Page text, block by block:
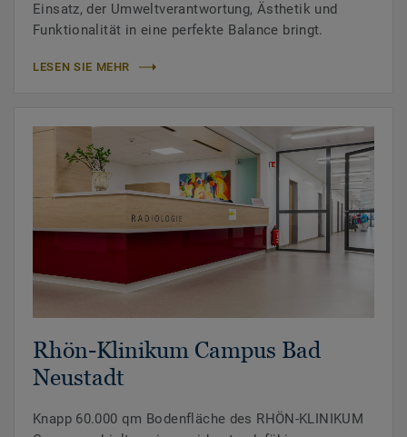
Einsatz, der Umweltverantwortung, Ästhetik und
Funktionalität in eine perfekte Balance bringt.
LESEN SIE MEHR
Rhön-Klinikum Campus Bad
Neustadt
Knapp 60.000 qm Bodenfläche des RHÖN-KLINIKUM